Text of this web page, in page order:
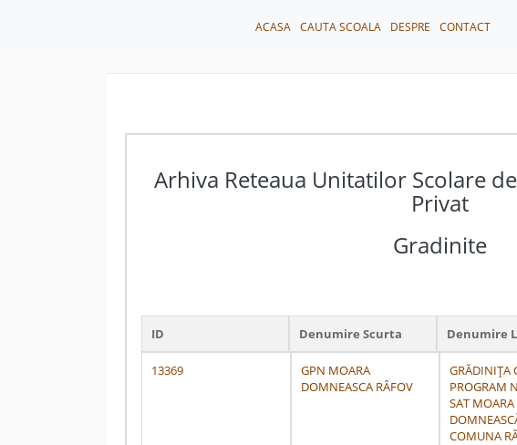
ACASA CAUTA SCOALA DESPRE CONTACT
Arhiva Reteaua Unitatilor Scolare
Privat
Gradinite
ID Denumire Scurta Denumire
13369
GPN MOARA
DOMNEASCA RÂFOV
GRĂDINIȚA
PROGRAM
SAT MOARA
COMUNA